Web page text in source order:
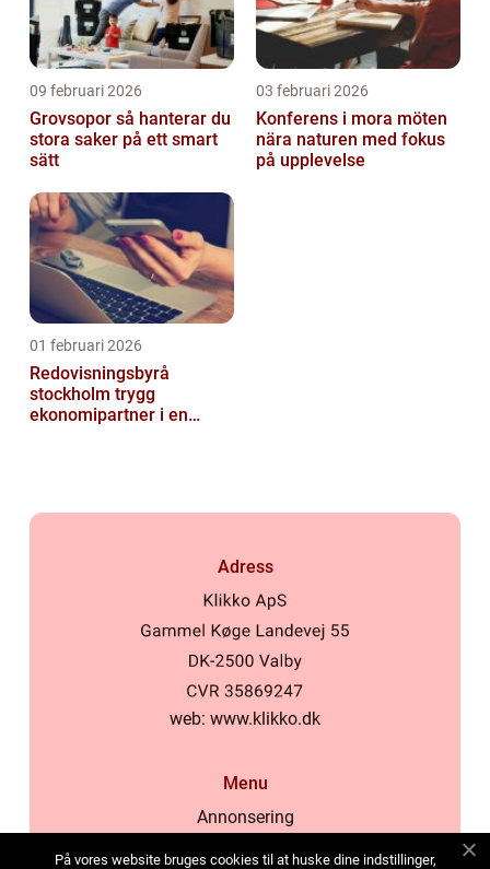
09 februari 2026
Grovsopor så hanterar du
stora saker på ett smart
sätt
03 februari 2026
Konferens i mora möten
nära naturen med fokus
på upplevelse
01 februari 2026
Redovisningsbyrå
stockholm trygg
ekonomipartner i en
Adress
web: www.klikko.dk
Menu
Annonsering
På vores website bruges cookies til at huske dine indstillinger,